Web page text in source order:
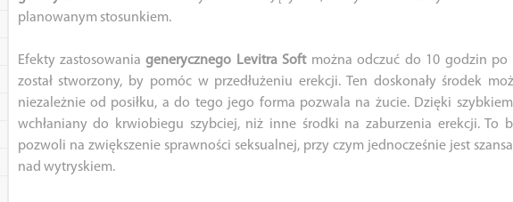
planowanym stosunkiem.
Efekty zastosowaniagenerycznego Levitra Softmożna odczuć do 10 godzin po
został stworzony, by pomóc w przedłużeniu erekcji. Ten doskonały środek
niezależnie od posiłku, a do tego jego forma pozwala na żucie. Dzięki
wchłaniany do krwiobiegu szybciej, niż inne środki na zaburzenia erekcji. To
pozwoli na zwiększenie sprawności seksualnej, przy czym jednocześnie jest
nad wytryskiem.